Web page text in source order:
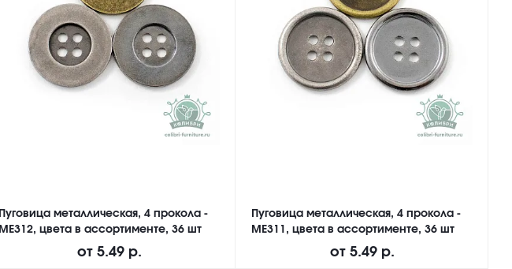
Пуговица металлическая, 4 прокола -
ME312, цвета в ассортименте, 36 шт
от 5.49 р.
Пуговица металлическая, 4 прокола -
ME311, цвета в ассортименте, 36 шт
от 5.49 р.